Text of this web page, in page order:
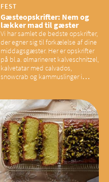
FEST
Gæsteopskrifter: Nem og
lækker mad til gæster
Vi har samlet de bedste opskrifter,
der egner sig til forkælelse af dine
middagsgæster. Her er opskrifter
på bl.a. ølmarineret kalveschnitzel,
kalvetatar med calvados,
snowcrab og kammuslinger i